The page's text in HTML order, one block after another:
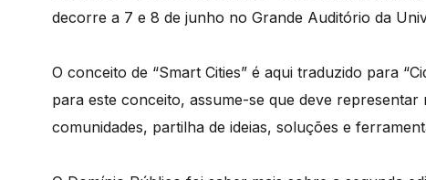
decorre a 7 e 8 de junho no Grande Auditório da
O conceito de “Smart Cities” é aqui traduzido para
para este conceito, assume-se que deve
comunidades, partilha de ideias, soluções e